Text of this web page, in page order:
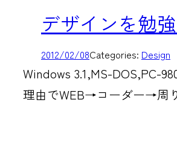
デザインを勉
2012/02/08Categories: Design
Windows 3.1,MS-DOS,PC-
理由でWEB→コーダー→周